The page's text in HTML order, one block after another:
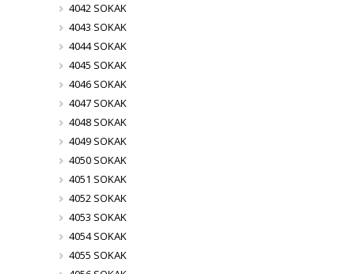
4042 SOKAK
4043 SOKAK
4044 SOKAK
4045 SOKAK
4046 SOKAK
4047 SOKAK
4048 SOKAK
4049 SOKAK
4050 SOKAK
4051 SOKAK
4052 SOKAK
4053 SOKAK
4054 SOKAK
4055 SOKAK